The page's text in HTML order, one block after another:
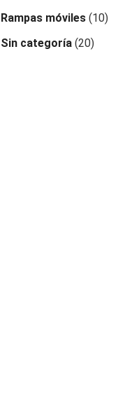
Rampas móviles(10)
Sin categoría(20)